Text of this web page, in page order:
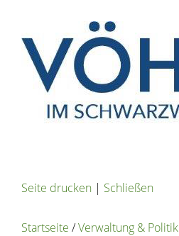
Seite drucken | Schließen
Startseite /Verwaltung & Politik